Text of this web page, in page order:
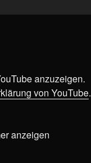
anzuzeigen.
von YouTube.
anzeigen